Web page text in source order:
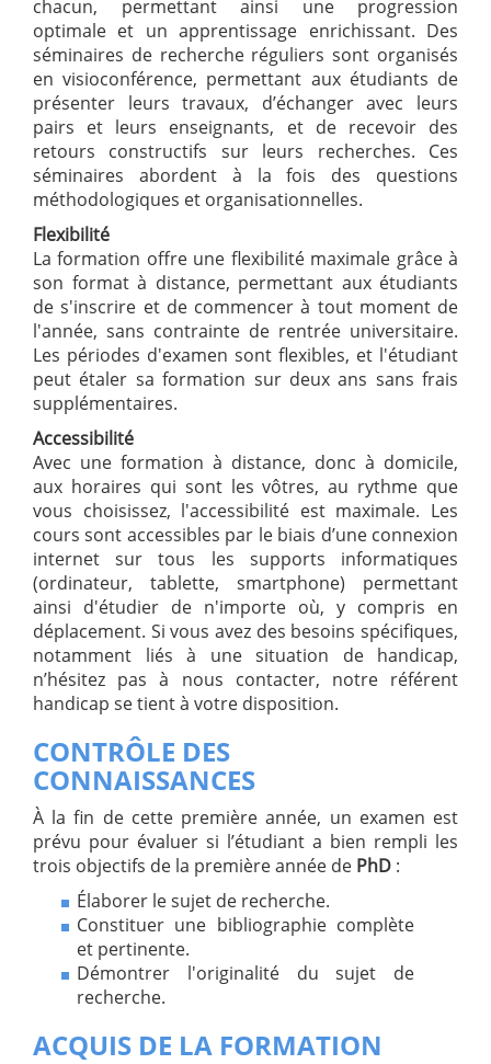
chacun, permettant ainsi une progression
optimale et un apprentissage enrichissant. Des
séminaires de recherche réguliers sont organisés
en visioconférence, permettant aux étudiants de
présenter leurs travaux, d’échanger avec leurs
pairs et leurs enseignants, et de recevoir des
retours constructifs sur leurs recherches. Ces
séminaires abordent à la fois des questions
méthodologiques et organisationnelles.
Flexibilité
La formation offre une flexibilité maximale grâce à
son format à distance, permettant aux étudiants
de s'inscrire et de commencer à tout moment de
l'année, sans contrainte de rentrée universitaire.
Les périodes d'examen sont flexibles, et l'étudiant
peut étaler sa formation sur deux ans sans frais
supplémentaires.
Accessibilité
Avec une formation à distance, donc à domicile,
aux horaires qui sont les vôtres, au rythme que
vous choisissez, l'accessibilité est maximale. Les
cours sont accessibles par le biais d’une connexion
internet sur tous les supports informatiques
(ordinateur, tablette, smartphone) permettant
ainsi d'étudier de n'importe où, y compris en
déplacement. Si vous avez des besoins spécifiques,
notamment liés à une situation de handicap,
n’hésitez pas à nous contacter, notre référent
handicap se tient à votre disposition.
CONTRÔLE DES
CONNAISSANCES
À la fin de cette première année, un examen est
prévu pour évaluer si l’étudiant a bien rempli les
trois objectifs de la première année de PhD :
Élaborer le sujet de recherche.
Constituer une bibliographie complète
et pertinente.
Démontrer l'originalité du sujet de
recherche.
ACQUIS DE LA FORMATION